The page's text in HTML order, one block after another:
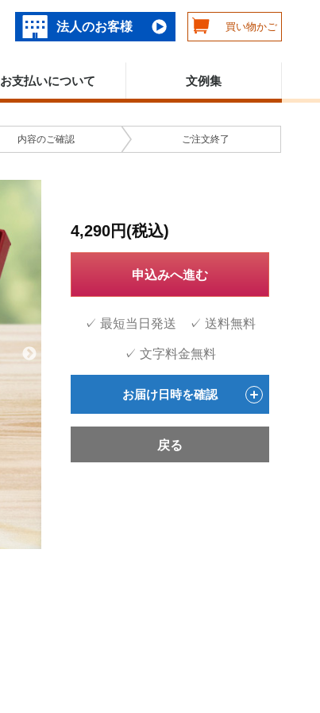
法人のお客様 買い物かご
お支払いについて 文例集
内容の ご確認 ご注文終了
4,290円(税込)
申込みへ進む
✓ 最短当日発送 ✓ 送料無料
✓ 文字料金無料
お届け日時を確認
戻る